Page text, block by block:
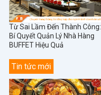
Từ Sai Lầm Đến Thành Công:
Bí Quyết Quản Lý Nhà Hàng
BUFFET Hiệu Quả
Tin tức mới